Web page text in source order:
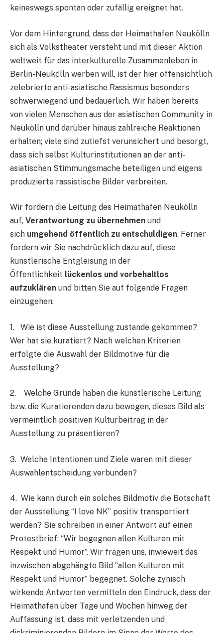
keineswegs spontan oder zufällig ereignet hat.
Vor dem Hintergrund, dass der Heimathafen Neukölln
sich als Volkstheater versteht und mit dieser Aktion
weltweit für das interkulturelle Zusammenleben in
Berlin-Neukölln werben will, ist der hier offensichtlich
zelebrierte anti-asiatische Rassismus besonders
schwerwiegend und bedauerlich. Wir haben bereits
von vielen Menschen aus der asiatischen Community in
Neukölln und darüber hinaus zahlreiche Reaktionen
erhalten; viele sind zutiefst verunsichert und besorgt,
dass sich selbst Kulturinstitutionen an der anti-
asiatischen Stimmungsmache beteiligen und eigens
produzierte rassistische Bilder verbreiten.
Wir fordern die Leitung des Heimathafen Neukölln
auf, Verantwortung zu übernehmen und
sich umgehend öffentlich zu entschuldigen. Ferner
fordern wir Sie nachdrücklich dazu auf, diese
künstlerische Entgleisung in der
Öffentlichkeit lückenlos und vorbehaltlos
aufzuklären und bitten Sie auf folgende Fragen
einzugehen:
1. Wie ist diese Ausstellung zustande gekommen?
Wer hat sie kuratiert? Nach welchen Kriterien
erfolgte die Auswahl der Bildmotive für die
Ausstellung?
2. Welche Gründe haben die künstlerische Leitung
bzw. die Kuratierenden dazu bewogen, dieses Bild als
vermeintlich positiven Kulturbeitrag in der
Ausstellung zu präsentieren?
3. Welche Intentionen und Ziele waren mit dieser
Auswahlentscheidung verbunden?
4. Wie kann durch ein solches Bildmotiv die Botschaft
der Ausstellung “I love NK” positiv transportiert
werden? Sie schreiben in einer Antwort auf einen
Protestbrief: “Wir begegnen allen Kulturen mit
Respekt und Humor”. Wir fragen uns, inwieweit das
inzwischen abgehängte Bild “allen Kulturen mit
Respekt und Humor” begegnet. Solche zynisch
wirkende Antworten vermitteln den Eindruck, dass der
Heimathafen über Tage und Wochen hinweg der
Auffassung ist, dass mit verletzenden und